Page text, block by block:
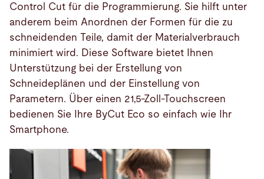
Control Cut für die Programmierung. Sie hilft unter
anderem beim Anordnen der Formen für die zu
schneidenden Teile, damit der Materialverbrauch
minimiert wird. Diese Software bietet Ihnen
Unterstützung bei der Erstellung von
Schneideplänen und der Einstellung von
Parametern. Über einen 21,5-Zoll-Touchscreen
bedienen Sie Ihre ByCut Eco so einfach wie Ihr
Smartphone.